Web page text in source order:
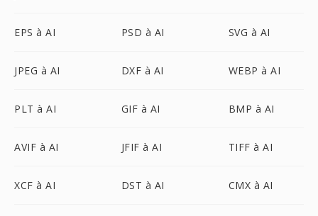
EPS à AI PSD à AI SVG à AI
JPEG à AI DXF à AI WEBP à AI
PLT à AI GIF à AI BMP à AI
AVIF à AI JFIF à AI TIFF à AI
XCF à AI DST à AI CMX à AI